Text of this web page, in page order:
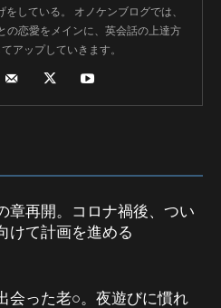
している。 オノケンブログでは、
の恋愛をメインに、英会話の上達方
アップしていきます。
章再開。コロナ禍後、つい
けて計画を進める
会った老○。夜遊びに慣れ